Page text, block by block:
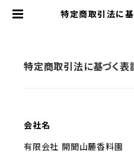
特定商取引法に
特定商取引法に基づく表
会社名
有限会社 開聞山麓香料園